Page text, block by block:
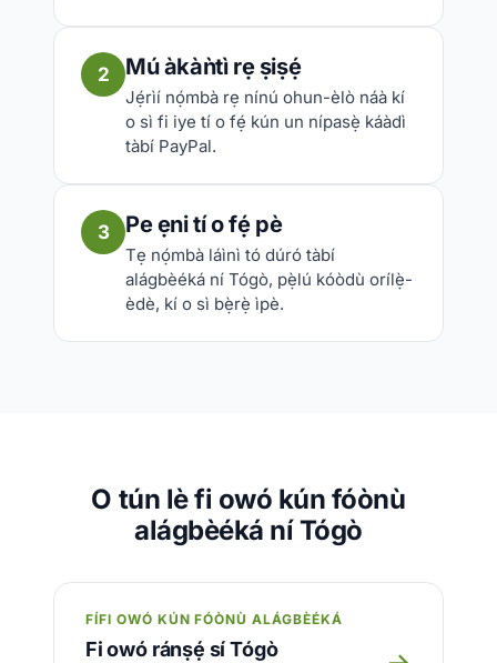
2 Mú àkàǹtì rẹ ṣiṣẹ́
Jẹ́rìí nọ́mbà rẹ nínú ohun-èlò náà kí
o sì fi iye tí o fẹ́ kún un nípasẹ̀ káàdì
tàbí PayPal.
3 Pe ẹni tí o fẹ́ pè
Tẹ nọ́mbà láìnì tó dúró tàbí
alágbèéká ní Tógò, pẹ̀lú kóòdù orílẹ̀-
èdè, kí o sì bẹ̀rẹ̀ ìpè.
O tún lè fi owó kún fóònù
alágbèéká ní Tógò
FÍFI OWÓ KÚN FÓÒNÙ ALÁGBÈÉKÁ
Fi owó ránṣẹ́ sí Tógò